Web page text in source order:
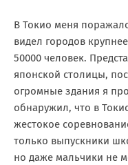
В Токио меня
видел городов
50000 человек.
японской столицы,
огромные здания я
обнаружил, что в
жестокое
только выпускники
но даже мальчики не